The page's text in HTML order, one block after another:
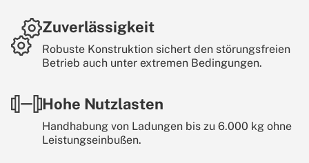
Zuverlässigkeit
Robuste Konstruktion sichert den störungsfreien
Betrieb auch unter extremen Bedingungen.
Hohe Nutzlasten
Handhabung von Ladungen bis zu 6.000 kg ohne
Leistungseinbußen.